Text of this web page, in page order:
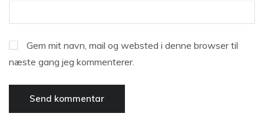
Gem mit navn, mail og websted i denne browser til
næste gang jeg kommenterer.